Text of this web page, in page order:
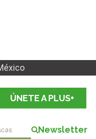
ÚNETE A PLUS+
Newsletter